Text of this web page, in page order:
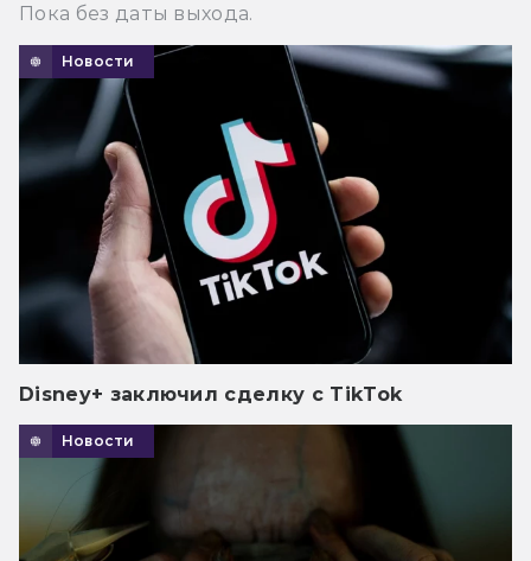
Пока без даты выхода.
Новости
Disney+ заключил сделку с TikTok
Новости